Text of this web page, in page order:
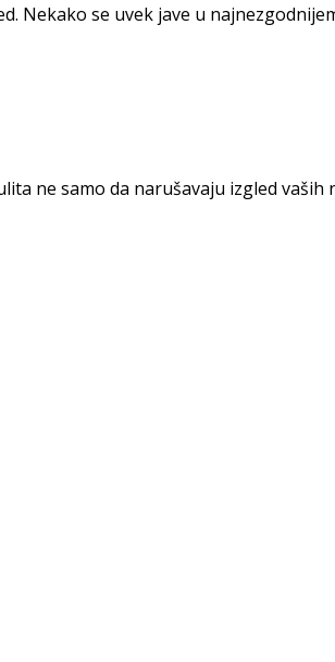
Nekako se uvek jave u
ne samo da narušavaju izgled vaših